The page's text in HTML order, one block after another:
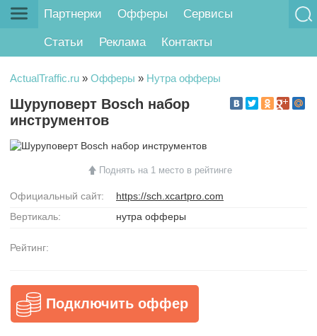
Партнерки Офферы Сервисы
Статьи Реклама Контакты
ActualTraffic.ru » Офферы » Нутра офферы
Шуруповерт Bosch набор
инструментов
Поднять на 1 место в рейтинге
Официальный сайт:
https://sch.xcartpro.com
Вертикаль:
нутра офферы
Рейтинг:
Подключить оффер